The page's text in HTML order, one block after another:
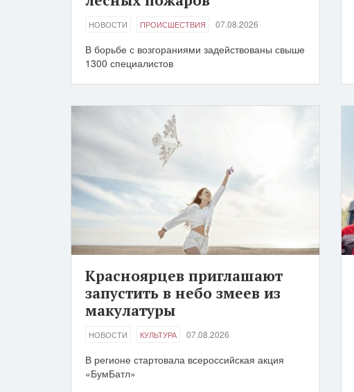
НОВОСТИ ПРОИСШЕСТВИЯ 07.08.2026
В борьбе с возгораниями задействованы свыше
1300 специалистов
Красноярцев приглашают
запустить в небо змеев из
макулатуры
НОВОСТИ КУЛЬТУРА 07.08.2026
В регионе стартовала всероссийская акция
«БумБатл»